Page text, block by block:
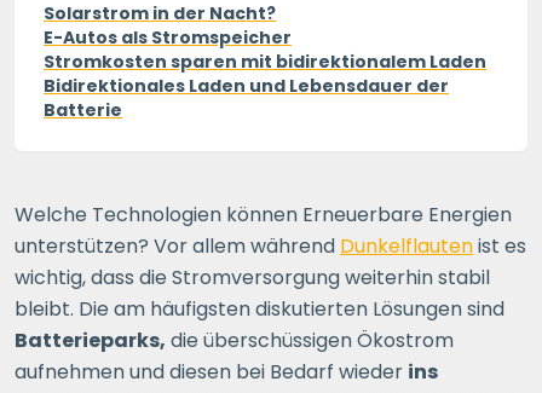
Solarstrom in der Nacht?
E-Autos als Stromspeicher
Stromkosten sparen mit bidirektionalem Laden
Bidirektionales Laden und Lebensdauer der
Batterie
Welche Technologien können Erneuerbare Energien
unterstützen? Vor allem während Dunkelflautenist es
wichtig, dass die Stromversorgung weiterhin stabil
bleibt. Die am häufigsten diskutierten Lösungen sind
Batterieparks, die überschüssigen Ökostrom
aufnehmen und diesen bei Bedarf wieder ins